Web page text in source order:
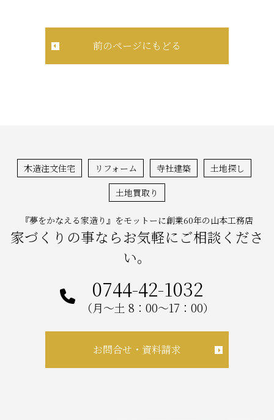
前のページにもどる
木造注文住宅 リフォーム 寺社建築
土地探し
土地買取り
『夢をかなえる家造り』をモットーに創業60年の山本工務店
家づくりの事ならお気軽にご相談くださ
い。
0744-42-1032
（月～土 8：00～17：00）
お問合せ・資料請求